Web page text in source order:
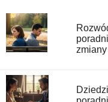
zmiany